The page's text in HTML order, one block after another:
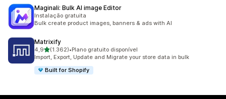
Maginali: Bulk AI image Editor
Instalação gratuita
Bulk create product images, banners & ads with AI
Matrixify
4,9de 5 estrelas
(1.362)
1362 total de avaliações
•Plano gratuito disponível
Import, Export, Update and Migrate your store data in bulk
Built for Shopify